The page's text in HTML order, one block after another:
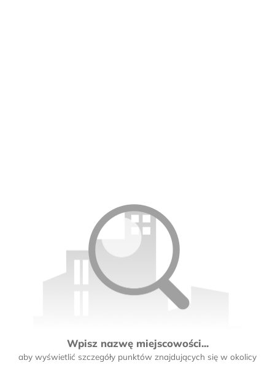
Wpisz nazwę miejscowości...
aby wyświetlić szczegóły punktów znajdujących się w okolicy